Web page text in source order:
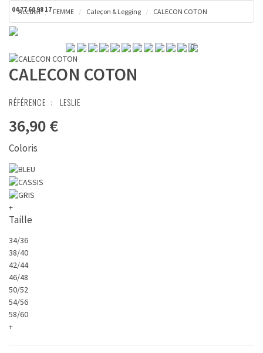
04 77 60 98 17
0
Accueil FEMME Caleçon & Legging CALECON COTON
CALECON COTON
RÉFÉRENCE : LESLIE
36,90 €
Coloris
+
Taille
34/36
38/40
42/44
46/48
50/52
54/56
58/60
+